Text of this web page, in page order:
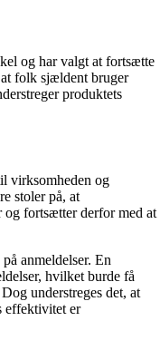
og har valgt at fortsætte
at folk sjældent bruger
produktets
virksomheden og
stoler på, at
og fortsætter derfor med at
anmeldelser. En
hvilket burde få
understreges det, at
effektivitet er